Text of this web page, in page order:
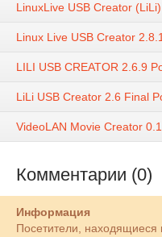
LinuxLive USB Creator
Linux Live USB Creator
LILI USB CREATOR 2.6.9
LiLi USB Creator 2.6 Final
VideoLAN Movie Creator
Комментарии (0)
Информация
Посетители, находящиеся